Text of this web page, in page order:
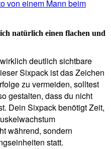
natürlich einen flachen und
deutlich sichtbare
Sixpack ist das Zeichen
zu vermeiden, solltest
gestalten, dass du nicht
Dein Sixpack benötigt Zeit,
während, sondern
statt.